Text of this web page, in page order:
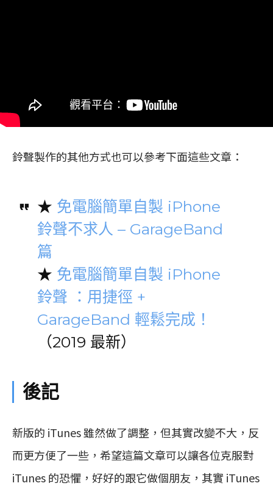
鈴聲製作的其他方式也可以參考下面這些文章：
★ 免電腦簡單自製 iPhone
鈴聲不求人 – GarageBand
篇
★ 免電腦簡單自製 iPhone
鈴聲 ：用捷徑 +
GarageBand 輕鬆完成！
（2019 最新）
後記
新版的 iTunes 雖然做了調整，但其實改變不大，反
而更方便了一些，希望這篇文章可以讓各位克服對
iTunes 的恐懼，好好的跟它做個朋友，其實 iTunes